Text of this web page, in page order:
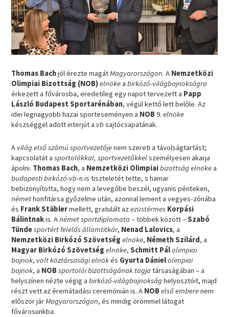
Thomas Bachjól érezte magátMagyarországon. A Nemzetközi
Olimpiai Bizottság (NOB)elnökeabirkózó-világbajnokságra
érkezett a fővárosba, eredetileg egy napot tervezett a Papp
László Budapest Sportarénában, végül kettő lett belőle. Az
idei legnagyobb hazai sporteseményen a NOB9.elnöke
készséggel adott interjút a vbsajtócsapatának.
A világ első számú sportvezetőjenem szereti a távolságtartást;
kapcsolatát asportolókkal, sportvezetőkkelszemélyesen akarja
ápolni. Thomas Bach, a Nemzetközi Olimpiaibizottság elnökea
budapesti birkózó-vb-n is tiszteletét tette, s hamar
bebizonyította, hogy nem a levegőbe beszél, ugyanis pénteken,
némethonfitársa győzelme után, azonnal lement a vegyes-zónába
és Frank Stäblermellett, gratulált azezüstérmes Korpási
Bálintnakis. Anémet sportdiplomata– többek között –Szabó
Tündesportért felelős államtitkár, Nenad Lalovics, a
Nemzetközi Birkózó Szövetség elnöke, Németh Szilárd, a
Magyar Birkózó Szövetség elnöke,Schmitt Pálolimpiai
bajnok, volt köztársasági elnökés Gyurta Dánielolimpiai
bajnok, a NOBsportolói bizottságának tagjatársaságában – a
helyszínen nézte végig abirkózó-világbajnoksághelyosztóit, majd
részt vett az éremátadási ceremónián is. A NOBelső emberenem
először járMagyarországon, és mindig örömmel látogat
fővárosunkba.